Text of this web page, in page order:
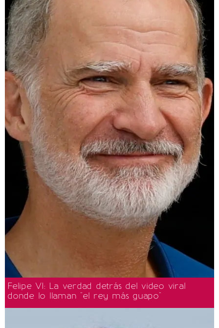
Felipe VI: La verdad detrás del video viral
donde lo llaman "el rey más guapo"